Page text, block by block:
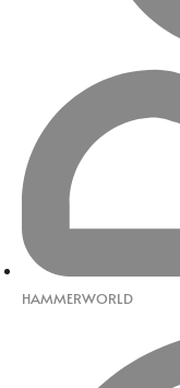
HAMMERWORLD